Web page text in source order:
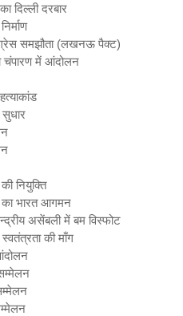
दरबार
(लखनऊ पैक्ट)
में आंदोलन
आगमन
असेंबली में बम विस्फोट
की माँग